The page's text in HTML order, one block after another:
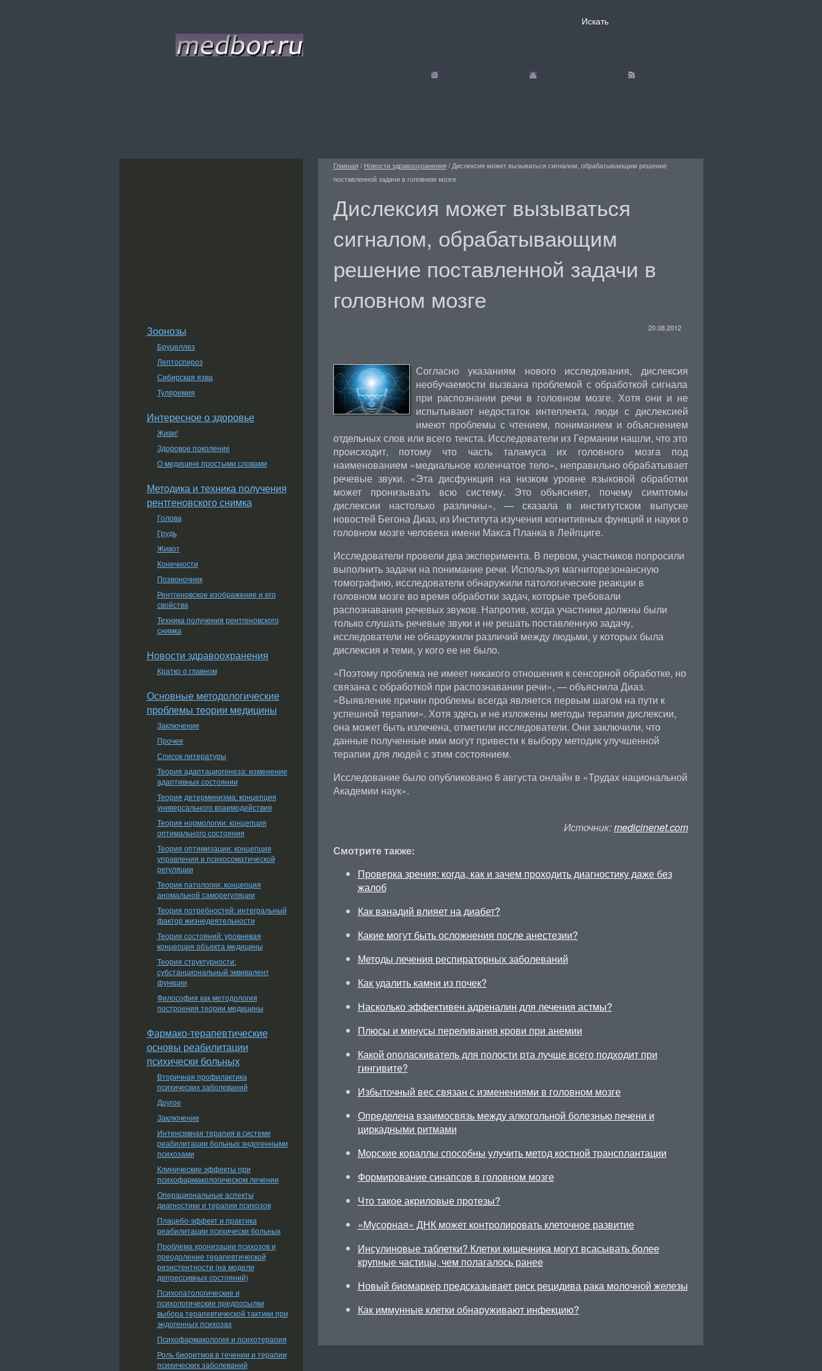
Главная / Новости здравоохранения / Дислексия может вызываться сигналом, обрабатывающим решение
поставленной задачи в головном мозге
Дислексия может вызываться
сигналом, обрабатывающим
решение поставленной задачи в
головном мозге
20.08.2012
Согласно указаниям нового исследования, дислексия
необучаемости вызвана проблемой с обработкой сигнала
при распознании речи в головном мозге. Хотя они и не
испытывают недостаток интеллекта, люди с дислексией
имеют проблемы с чтением, пониманием и объяснением
отдельных слов или всего текста. Исследователи из Германии нашли, что это
происходит, потому что часть таламуса их головного мозга под
наименованием «медиальное коленчатое тело», неправильно обрабатывает
речевые звуки. «Эта дисфункция на низком уровне языковой обработки
может пронизывать всю систему. Это объясняет, почему симптомы
дислексии настолько различны», — сказала в институтском выпуске
новостей Бегона Диаз, из Института изучения когнитивных функций и науки о
головном мозге человека имени Макса Планка в Лейпциге.
Исследователи провели два эксперимента. В первом, участников попросили
выполнить задачи на понимание речи. Используя магниторезонансную
томографию, исследователи обнаружили патологические реакции в
головном мозге во время обработки задач, которые требовали
распознавания речевых звуков. Напротив, когда участники должны были
только слушать речевые звуки и не решать поставленную задачу,
исследователи не обнаружили различий между людьми, у которых была
дислексия и теми, у кого ее не было.
«Поэтому проблема не имеет никакого отношения к сенсорной обработке, но
связана с обработкой при распознавании речи», — объяснила Диаз.
«Выявление причин проблемы всегда является первым шагом на пути к
успешной терапии». Хотя здесь и не изложены методы терапии дислексии,
она может быть излечена, отметили исследователи. Они заключили, что
данные полученные ими могут привести к выбору методик улучшенной
терапии для людей с этим состоянием.
Исследование было опубликовано 6 августа онлайн в «Трудах национальной
Академии наук».
Источник:medicinenet.com
Смотрите также:
Проверка зрения: когда, как и зачем проходить диагностику даже без
жалоб
Как ванадий влияет на диабет?
Какие могут быть осложнения после анестезии?
Методы лечения респираторных заболеваний
Как удалить камни из почек?
Насколько эффективен адреналин для лечения астмы?
Плюсы и минусы переливания крови при анемии
Какой ополаскиватель для полости рта лучше всего подходит при
гингивите?
Избыточный вес связан с изменениями в головном мозге
Определена взаимосвязь между алкогольной болезнью печени и
циркадными ритмами
Морские кораллы способны улучить метод костной трансплантации
Формирование синапсов в головном мозге
Что такое акриловые протезы?
«Мусорная» ДНК может контролировать клеточное развитие
Инсулиновые таблетки? Клетки кишечника могут всасывать более
крупные частицы, чем полагалось ранее
Новый биомаркер предсказывает риск рецидива рака молочной железы
Как иммунные клетки обнаруживают инфекцию?
Зоонозы
Бруцеллез
Лептоспироз
Сибирская язва
Туляремия
Интересное о здоровье
Живи!
Здоровое поколение
О медицине простыми словами
Методика и техника получения
рентгеновского снимка
Голова
Грудь
Живот
Конечности
Позвоночник
Рентгеновское изображение и его
свойства
Техника получения рентгеновского
снимка
Новости здравоохранения
Кратко о главном
Основные методологические
проблемы теории медицины
Заключение
Прочее
Список литературы
Теория адаптациогенеза: изменение
адаптивных состоянии
Теория детерминизма: концепция
универсального взаимодействия
Теория нормологии: концепция
оптимального состояния
Теория оптимизации: концепция
управления и психосоматической
регуляции
Теория патологии: концепция
аномальной саморегуляции
Теория потребностей: интегральный
фактор жизнедеятельности
Теория состояний: уровневая
концепция объекта медицины
Теория структурности:
субстанциональный эквивалент
функции
Философия как методология
построения теории медицины
Фармако-терапевтические
основы реабилитации
психически больных
Вторичная профилактика
психических заболеваний
Другое
Заключение
Интенсивная терапия в системе
реабилитации больных эндогенными
психозами
Клинические эффекты при
психофармакологическом лечении
Операциональные аспекты
диагностики и терапии психозов
Плацебо-эффект и практика
реабилитации психически больных
Проблема хронизации психозов и
преодоление терапевтической
резистентности (на модели
депрессивных состояний)
Психопатологические и
психологические предпосылки
выбора терапевтической тактики при
эндогенных психозах
Психофармакология и психотерапия
Роль биоритмов в течении и терапии
психических заболеваний